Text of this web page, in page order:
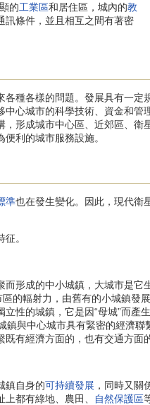
的工業區和居住區，城內的教
訊條件，並且相互之間有著密
各樣的問題。發展具有一定
心城市的科學技術、資金和管
形成城市中心區、近郊區、
利的城市服務設施。
準也在發生變化。因此，現代衛
。
形成的中小城鎮，大城市是它
的輻射力，由舊有的小城鎮發
性的城鎮，它是因“母城”而產
鎮與中心城市具有緊密的經濟聯
有經濟方面的，也有交通方面的
鎮自身的可持續發展 ，同時又關
都有綠地、農田、
自然保護區